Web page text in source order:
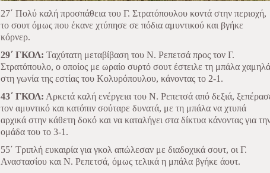
27΄ Πολύ καλή προσπάθεια του Γ. Στρατόπουλου κοντά στην περιοχή,
το σουτ όμως που έκανε χτύπησε σε πόδια αμυντικού και βγήκε
κόρνερ.
29΄ ΓΚΟΛ: Ταχύτατη μεταβίβαση του Ν. Ρεπετσά προς τον Γ.
Στρατόπουλο, ο οποίος με ωραίο συρτό σουτ έστειλε τη μπάλα χαμηλά
στη γωνία της εστίας του Κολυρόπουλου, κάνοντας το 2-1.
43΄ ΓΚΟΛ: Αρκετά καλή ενέργεια του Ν. Ρεπετσά από δεξιά,
τον αμυντικό και κατόπιν σούταρε δυνατά, με τη μπάλα να χτυπά
αρχικά στην κάθετη δοκό και να καταλήγει στα δίκτυα κάνοντας για
ομάδα του το 3-1.
55΄ Τριπλή ευκαιρία για γκολ απώλεσαν με διαδοχικά σουτ, οι Γ.
Αναστασίου και Ν. Ρεπετσά, όμως τελικά η μπάλα βγήκε άουτ.